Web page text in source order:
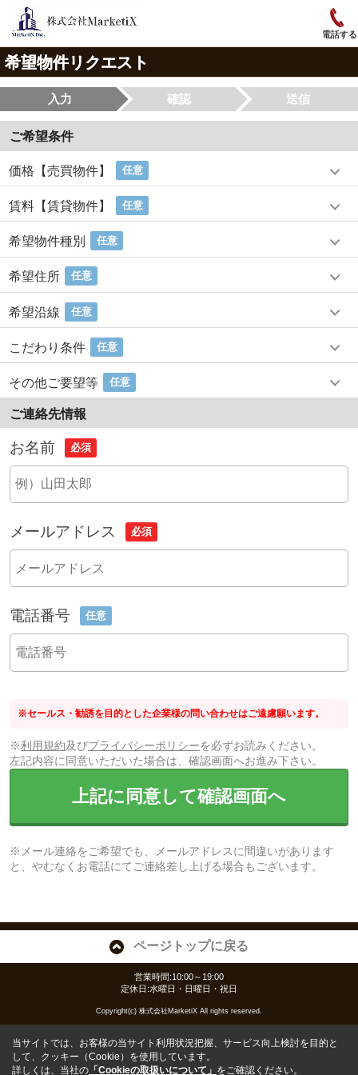
電話する
希望物件リクエスト
入力 確認 送信
ご希望条件
価格【売買物件】 任意
賃料【賃貸物件】 任意
希望物件種別 任意
希望住所 任意
希望沿線 任意
こだわり条件 任意
その他ご要望等 任意
ご連絡先情報
お名前 必須
メールアドレス 必須
電話番号 任意
※セールス・勧誘を目的とした企業様の問い合わせはご遠慮願います。
※利用規約及びプライバシーポリシーを必ずお読みください。
左記内容に同意いただいた場合は、確認画面へお進み下さい。
上記に同意して確認画面へ
※メール連絡をご希望でも、メールアドレスに間違いがあります
と、やむなくお電話にてご連絡差し上げる場合もございます。
ページトップに戻る
営業時間:10:00～19:00
定休日:水曜日・日曜日・祝日
Copyright(c) 株式会社MarketiX All rights reserved.
当サイトでは、お客様の当サイト利用状況把握、サービス向上検討を目的と
して、クッキー（Cookie）を使用しています。
詳しくは、当社の 「Cookieの取扱いについて」 をご確認ください。